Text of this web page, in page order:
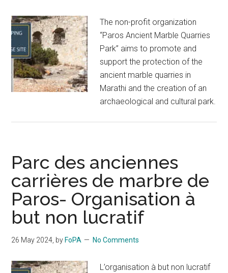
The non-profit organization
“Paros Ancient Marble Quarries
Park” aims to promote and
support the protection of the
ancient marble quarries in
Marathi and the creation of an
archaeological and cultural park.
Parc des anciennes
carrières de marbre de
Paros- Organisation à
but non lucratif
26 May 2024, by FoPA No Comments
L’organisation à but non lucratif